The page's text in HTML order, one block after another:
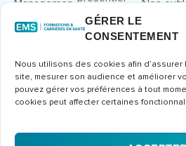
GÉRER LE
CONSENTEMENT
Nous utilisons des cookies afin
site, mesurer son audience et améliorer
pouvez gérer vos préférences à tout
cookies peut affecter certaines
Management
Droit et
Congrès et
séminaires
Formations
métier
Nos
rejoindre